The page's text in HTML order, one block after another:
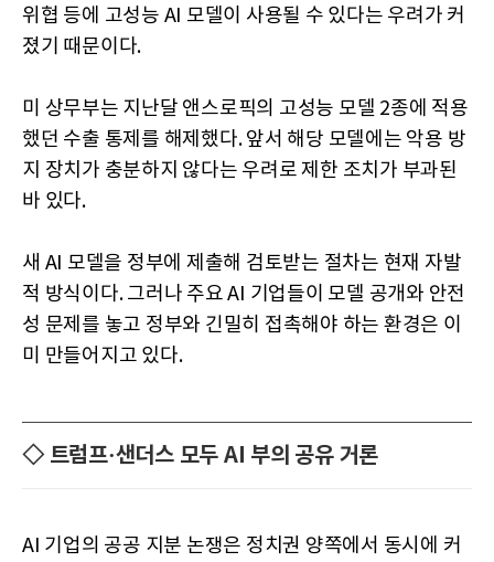
위협 등에 고성능 AI 모델이 사용될 수 있다는 우려가 커
졌기 때문이다.
미 상무부는 지난달 앤스로픽의 고성능 모델 2종에 적용
했던 수출 통제를 해제했다. 앞서 해당 모델에는 악용 방
지 장치가 충분하지 않다는 우려로 제한 조치가 부과된
바 있다.
새 AI 모델을 정부에 제출해 검토받는 절차는 현재 자발
적 방식이다. 그러나 주요 AI 기업들이 모델 공개와 안전
성 문제를 놓고 정부와 긴밀히 접촉해야 하는 환경은 이
미 만들어지고 있다.
◇ 트럼프·샌더스 모두 AI 부의 공유 거론
AI 기업의 공공 지분 논쟁은 정치권 양쪽에서 동시에 커